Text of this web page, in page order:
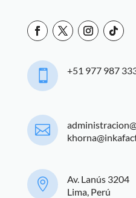
 +51 977 987


Av. Lanús 3204
Lima, Perú